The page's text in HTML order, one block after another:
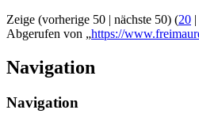
Zeige (vorherige 50 | nächste 50) (20 |
Abgerufen von „https://
Navigation
Navigation